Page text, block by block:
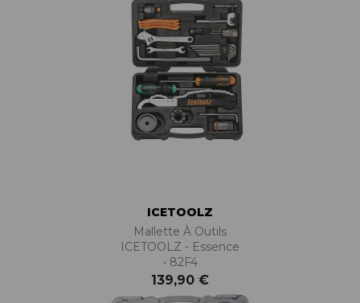
ICETOOLZ
Mallette À Outils
ICETOOLZ - Essence
• 82F4
139,90 €